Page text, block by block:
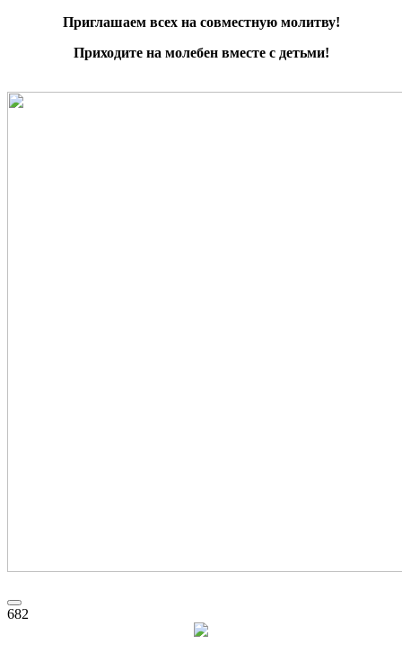
Приглашаем всех на совместную молитву!
Приходите на молебен вместе с детьми!
682